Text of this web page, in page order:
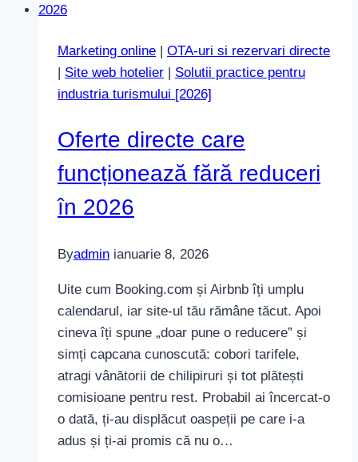
diferit
oaspeții
în
Marketing online
OTA-uri si rezervari directe
Site web hotelier
Solutii practice pentru
industria turismului [2026]
Oferte directe care
funcționează fără reduceri
în 2026
Byadmin ianuarie 8, 2026
Uite cum Booking.com și Airbnb îți umplu
calendarul, iar site-ul tău rămâne tăcut. Apoi
cineva îți spune „doar pune o reducere” și
simți capcana cunoscută: cobori tarifele,
atragi vânătorii de chilipiruri și tot plătești
comisioane pentru rest. Probabil ai încercat-o
o dată, ți-au displăcut oaspeții pe care i-a
adus și ți-ai promis că nu o…